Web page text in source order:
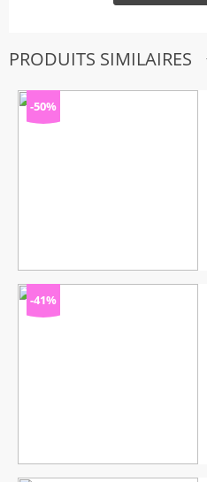
PRODUITS SIMILAIRES
-50%
-41%